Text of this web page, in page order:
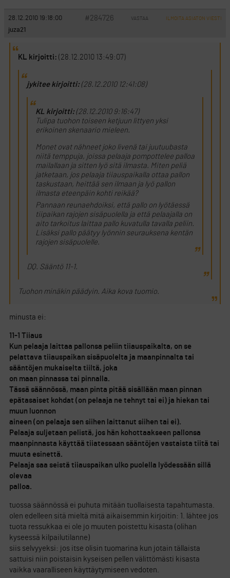
28.12.2010 19:18:00 #284726 VASTAA ILMOITA ASIATON VIESTI
juza21
KL kirjoitti: (28.12.2010 13:49:07)
jykitee kirjoitti:(28.12.2010 12:41:08)
KL kirjoitti:(28.12.2010 9:16:47)
Tulipa tuohon toiseen ketjuun littyen yksi
erikoinen skenaario mieleen.
Monet ovat nähneet joko livenä tai juutuubasta
niitä temppuja, joissa pelaaja pompottelee palloa
mailallaan ja sitten lyö sitä ilmasta. Miten peliä
jatketaan, jos pelaaja tiiauspaikalla ottaa pallon
taskustaan, heittää sen ilmaan ja lyö pallon
ilmasta eteenpäin kohti reikää?
Pannaan reunaehdoiksi, että pallo on lyötäessä
tiipaikan rajojen sisäpuolella ja että pelaajalla on
aito tarkoitus laittaa pallo kuvatulla tavalla peliin.
Lisäksi pallo päätyy lyönnin seurauksena kentän
rajojen sisäpuolelle.
DQ. Sääntö 11-1.
Tuohon minäkin päädyin. Aika kova tuomio.
minusta ei:
11-1 Tiiaus
Kun pelaaja laittaa pallonsa peliin tiiauspaikalta, on se
pelattava tiiauspaikan sisäpuolelta ja maanpinnalta tai
sääntöjen mukaiselta tiiltä, joka
on maan pinnassa tai pinnalla.
Tässä säännössä, maan pinta pitää sisällään maan pinnan
epätasaiset kohdat (on pelaaja ne tehnyt tai ei) ja hiekan tai
muun luonnon
aineen (on pelaaja sen siihen laittanut siihen tai ei).
Pelaaja suljetaan pelistä, jos hän kohottaakseen pallonsa
maanpinnasta käyttää tiiatessaan sääntöjen vastaista tiitä tai
muuta esinettä.
Pelaaja saa seistä tiiauspaikan ulko puolella lyödessään sillä
olevaa
palloa.
tuossa säännössä ei puhuta mitään tuollaisesta tapahtumasta.
olen edelleen sitä mieltä mitä aikaisemmin kirjoitin: 1. lähtee jos
tuota ressukkaa ei ole jo muuten poistettu kisasta (olihan
kyseessä kilpailutilanne)
siis selvyyeksi: jos itse olisin tuomarina kun jotain tällaista
sattuisi niin poistaisin kyseisen pellen välittömästi kisasta
vaikka vaaralliseen käyttäytymiseen vedoten.